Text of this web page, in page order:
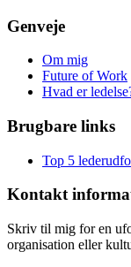
Genveje
Om mig
Future of Work
Hvad er
Brugbare links
Top 5
Kontakt
Skriv til mig for en
organisation eller